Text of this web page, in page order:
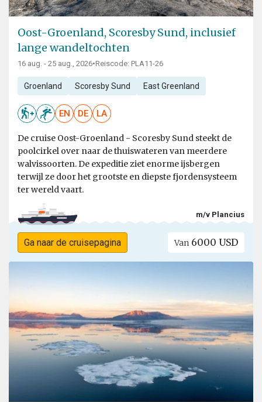
Oost-Groenland, Scoresby Sund, inclusief
lange wandeltochten
16 aug. - 25 aug., 2026•Reiscode: PLA11-26
Groenland Scoresby Sund East Greenland
EN DE LA
De cruise Oost-Groenland - Scoresby Sund steekt de
poolcirkel over naar de thuiswateren van meerdere
walvissoorten. De expeditie ziet enorme ijsbergen
terwijl ze door het grootste en diepste fjordensysteem
ter wereld vaart.
m/v Plancius
Ga naar de cruisepagina Van 6000 USD